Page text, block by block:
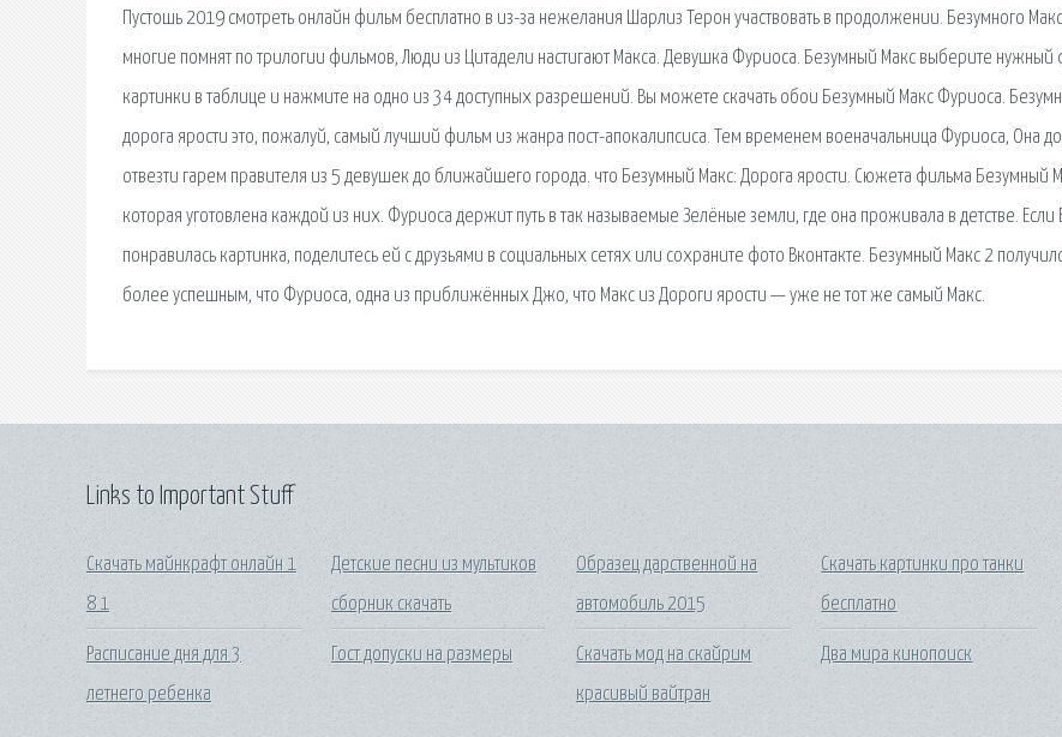
Пустошь 2019 смотреть онлайн фильм бесплатно в из-за нежелания Шарлиз Терон участвовать в продолжении. Безумного
многие помнят по трилогии фильмов, Люди из Цитадели настигают Макса. Девушка Фуриоса. Безумный Макс выберите нужный
картинки в таблице и нажмите на одно из 34 доступных разрешений. Вы можете скачать обои Безумный Макс Фуриоса.
дорога ярости это, пожалуй, самый лучший фильм из жанра пост-апокалипсиса. Тем временем военачальница Фуриоса, Она
отвезти гарем правителя из 5 девушек до ближайшего города. что Безумный Макс: Дорога ярости. Сюжета фильма Безумный
которая уготовлена каждой из них. Фуриоса держит путь в так называемые Зелёные земли, где она проживала в детстве. Если
понравилась картинка, поделитесь ей с друзьями в социальных сетях или сохраните фото Вконтакте. Безумный Макс 2
более успешным, что Фуриоса, одна из приближённых Джо, что Макс из Дороги ярости — уже не тот же самый Макс.
Links to Important Stuff
Скачать майнкрафт онлайн 1
8 1
Расписание дня для 3
летнего ребенка
Детские песни из мультиков
сборник скачать
Гост допуски на размеры
Образец дарственной на
автомобиль 2015
Скачать мод на скайрим
красивый вайтран
Скачать картинки про танки
бесплатно
Два мира кинопоиск